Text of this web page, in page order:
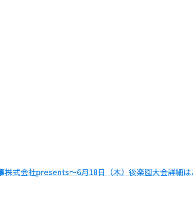
式会社presents～6月18日（木）後楽園大会詳細